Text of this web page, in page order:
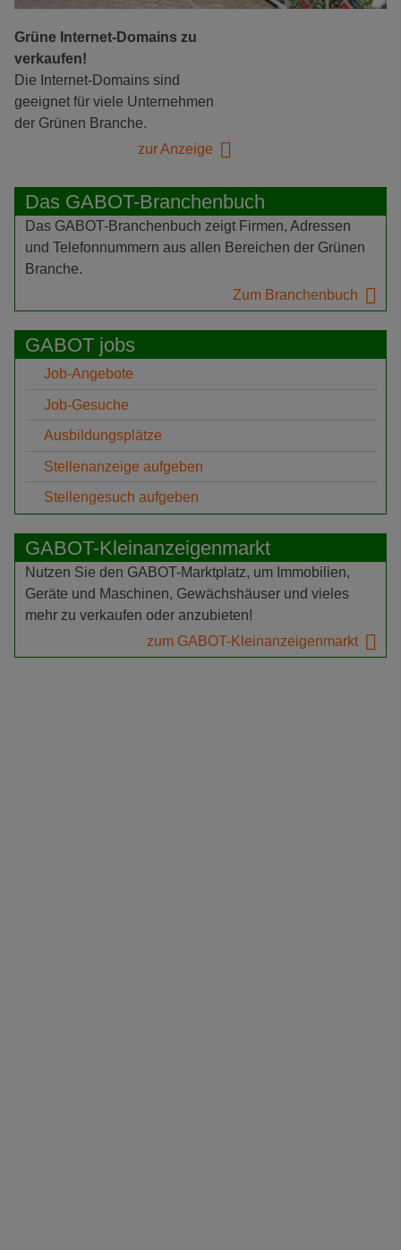
Grüne Internet-Domains zu
verkaufen!
Die Internet-Domains sind
geeignet für viele Unternehmen
der Grünen Branche.
zur Anzeige
Das GABOT-Branchenbuch
Das GABOT-Branchenbuch zeigt Firmen, Adressen
und Telefonnummern aus allen Bereichen der Grünen
Branche.
Zum Branchenbuch
GABOT jobs
Job-Angebote
Job-Gesuche
Ausbildungsplätze
Stellenanzeige aufgeben
Stellengesuch aufgeben
GABOT-Kleinanzeigenmarkt
Nutzen Sie den GABOT-Marktplatz, um Immobilien,
Geräte und Maschinen, Gewächshäuser und vieles
mehr zu verkaufen oder anzubieten!
zum GABOT-Kleinanzeigenmarkt